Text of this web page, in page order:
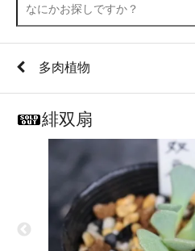
多肉植物
緋双扇